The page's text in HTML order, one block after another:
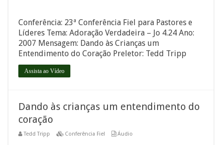
Conferência: 23ª Conferência Fiel para Pastores e
Líderes Tema: Adoração Verdadeira – Jo 4.24 Ano:
2007 Mensagem: Dando às Crianças um
Entendimento do Coração Preletor: Tedd Tripp
Assista ao Vídeo
Dando às crianças um entendimento do
coração
Tedd Tripp Conferência Fiel Áudio